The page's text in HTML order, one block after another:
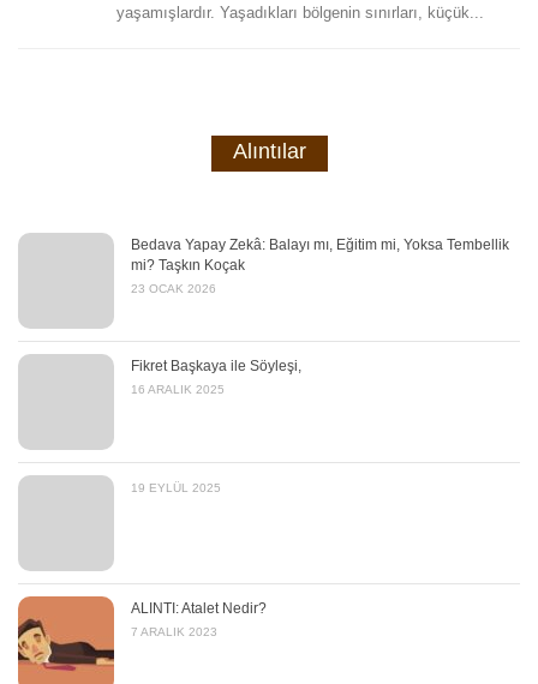
yaşamışlardır. Yaşadıkları bölgenin sınırları, küçük...
Alıntılar
Bedava Yapay Zekâ: Balayı mı, Eğitim mi, Yoksa Tembellik
mi? Taşkın Koçak
23 OCAK 2026
Fikret Başkaya ile Söyleşi,
16 ARALIK 2025
19 EYLÜL 2025
ALINTI: Atalet Nedir?
7 ARALIK 2023